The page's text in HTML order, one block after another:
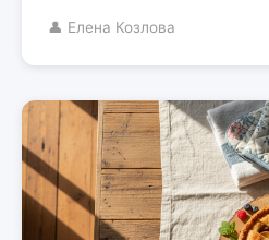
👤 Елена Козлова